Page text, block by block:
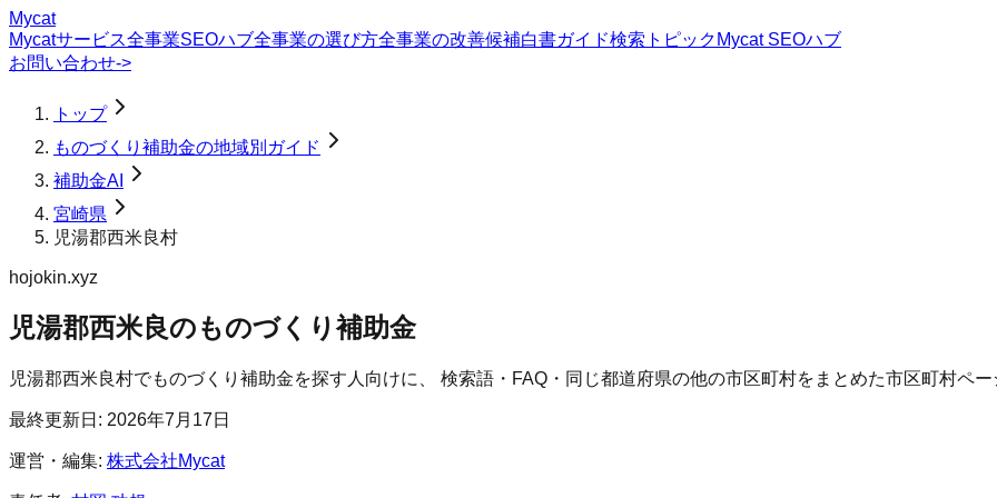
Mycat
Mycatサービス全事業SEOハブ全事業の選び方全事業の改善候補白書ガイド検索トピック Mycat SEOハブ
お問い合わせ->
トップ
ものづくり補助金の地域別ガイド
補助金AI
宮崎県
児湯郡西米良村
hojokin.xyz
児湯郡西米良のものづくり補助金
児湯郡西米良村でものづくり補助金を探す人向けに、 検索語・FAQ・同じ都道府県の他の市区町村をまとめた市区町村ペ
最終更新日: 2026年7月17日
運営・編集: 株式会社Mycat